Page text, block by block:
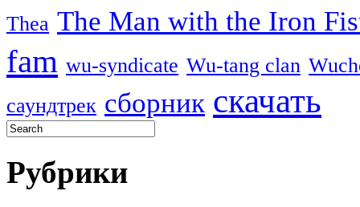
Thea The Man with the Iron
fam wu-syndicate Wu-tang clan
саундтрек сборник скачать
Рубрики